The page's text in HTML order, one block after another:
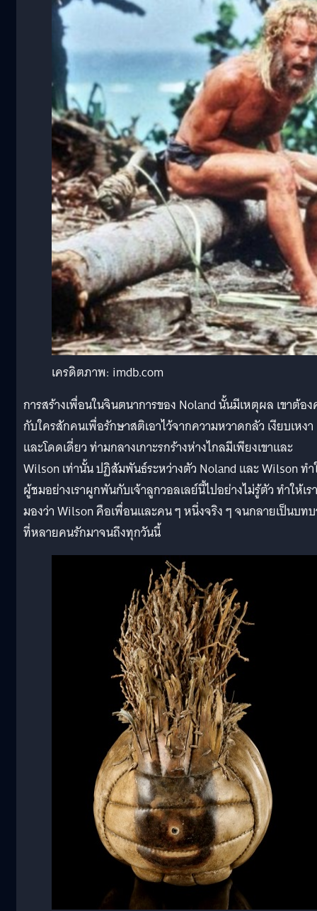
เครดิตภาพ: imdb.com
การสร้างเพื่อนในจินตนาการของ Noland นั้นมีเหตุผล เขาต้อ
กับใครสักคนเพื่อรักษาสติเอาไว้จากความหวาดกลัว เงียบเหงา
และโดดเดี่ยว ท่ามกลางเกาะรกร้างห่างไกลมีเพียงเขาและ
Wilson เท่านั้น ปฏิสัมพันธ์ระหว่างตัว Noland และ Wilson ท
ผู้ชมอย่างเราผูกพันกับเจ้าลูกวอลเลย์นี้ไปอย่างไม่รู้ตัว ทำให้เรา
มองว่า Wilson คือเพื่อนและคน ๆ หนึ่งจริง ๆ จนกลายเป็นบท
ที่หลายคนรักมาจนถึงทุกวันนี้